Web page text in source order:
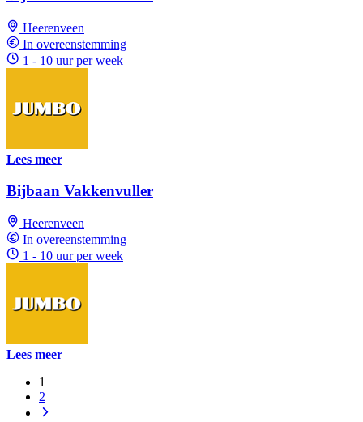
Heerenveen
In overeenstemming
1 - 10 uur per week
Lees meer
Bijbaan Vakkenvuller
Heerenveen
In overeenstemming
1 - 10 uur per week
Lees meer
1
2